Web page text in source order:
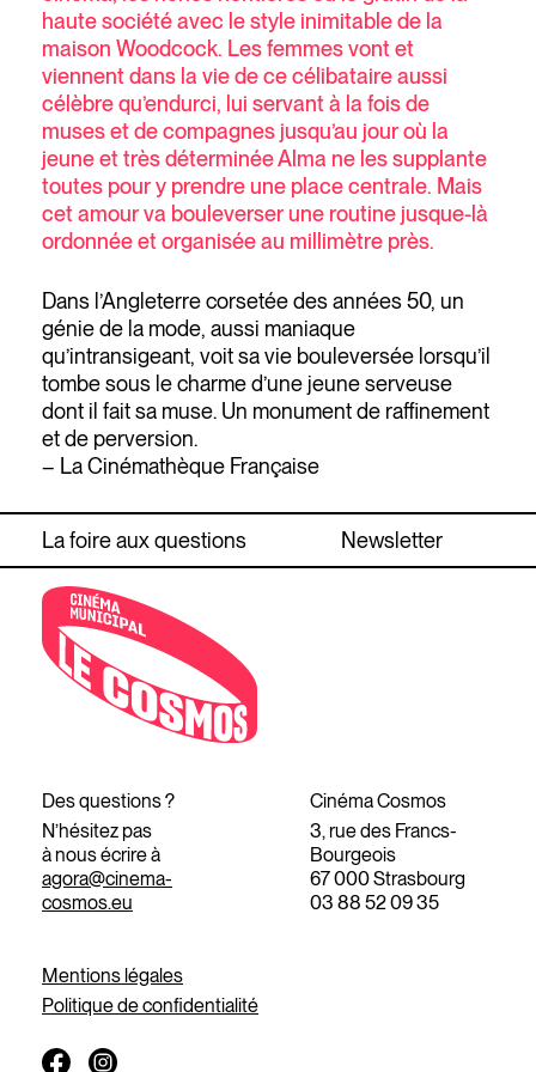
haute société avec le style inimitable de la
maison Woodcock. Les femmes vont et
viennent dans la vie de ce célibataire aussi
célèbre qu’endurci, lui servant à la fois de
muses et de compagnes jusqu’au jour où la
jeune et très déterminée Alma ne les supplante
toutes pour y prendre une place centrale. Mais
cet amour va bouleverser une routine jusque-là
ordonnée et organisée au millimètre près.
Dans l’Angleterre corsetée des années 50, un
génie de la mode, aussi maniaque
qu’intransigeant, voit sa vie bouleversée lorsqu’il
tombe sous le charme d’une jeune serveuse
dont il fait sa muse. Un monument de raffinement
et de perversion.
– La Cinémathèque Française
La foire aux questions Newsletter
Des questions ?
N’hésitez pas
à nous écrire à
agora@cinema-
cosmos.eu
Cinéma Cosmos
3, rue des Francs-
Bourgeois
67 000 Strasbourg
03 88 52 09 35
Mentions légales
Politique de confidentialité